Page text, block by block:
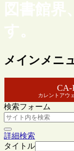
図書館
す。
メインメニ
CA-
カレントアウ
検索フォーム
詳細検索
タイトル